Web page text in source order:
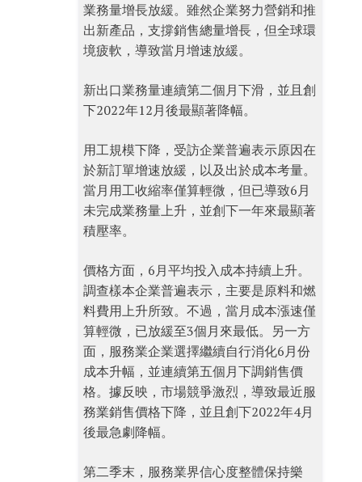
業務量增長放緩。雖然企業努力營銷和推
出新產品，支撐銷售總量增長，但全球環
境疲軟，導致當月增速放緩。
新出口業務量連續第二個月下滑，並且創
下2022年12月後最顯著降幅。
用工規模下降，受訪企業普遍表示原因在
於新訂單增速放緩，以及出於成本考量。
當月用工收縮率僅算輕微，但已導致6月
未完成業務量上升，並創下一年來最顯著
積壓率。
價格方面，6月平均投入成本持續上升。
調查樣本企業普遍表示，主要是原料和燃
料費用上升所致。不過，當月成本漲速僅
算輕微，已放緩至3個月來最低。另一方
面，服務業企業選擇繼續自行消化6月份
成本升幅，並連續第五個月下調銷售價
格。據反映，市場競爭激烈，導致最近服
務業銷售價格下降，並且創下2022年4月
後最急劇降幅。
第二季末，服務業界信心度整體保持樂